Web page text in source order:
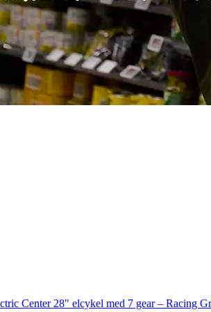
Center 28" elcykel med 7 gear – Racing